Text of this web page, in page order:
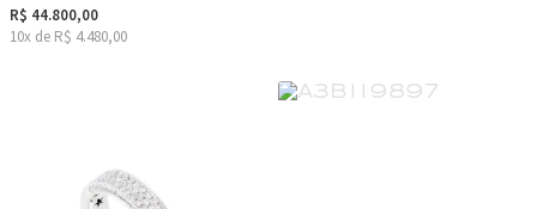
R$ 44.800,00
10x de R$ 4.480,00